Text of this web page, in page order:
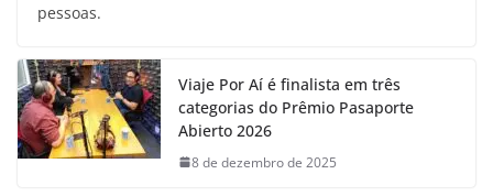
pessoas.
Viaje Por Aí é finalista em três
categorias do Prêmio Pasaporte
Abierto 2026
8 de dezembro de 2025